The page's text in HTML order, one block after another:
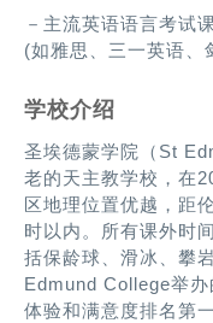
－主流英语语言考试
(如雅思、三一英语、
学校介绍
圣埃德蒙学院（St
老的天主教学校，在
区地理位置优越，距
时以内。所有课外时
括保龄球、滑冰、攀
Edmund College举
体验和满意度排名第